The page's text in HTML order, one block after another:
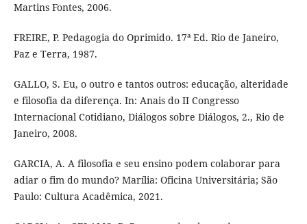
Martins Fontes, 2006.
FREIRE, P. Pedagogia do Oprimido. 17ª Ed. Rio de Janeiro,
Paz e Terra, 1987.
GALLO, S. Eu, o outro e tantos outros: educação, alteridade
e filosofia da diferença. In: Anais do II Congresso
Internacional Cotidiano, Diálogos sobre Diálogos, 2., Rio de
Janeiro, 2008.
GARCIA, A. A filosofia e seu ensino podem colaborar para
adiar o fim do mundo? Marília: Oficina Universitária; São
Paulo: Cultura Acadêmica, 2021.